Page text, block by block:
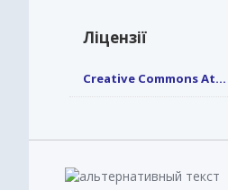
Ліцензії
Creative Commons At...